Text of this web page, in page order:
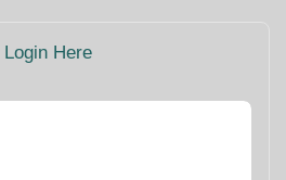
Login Here